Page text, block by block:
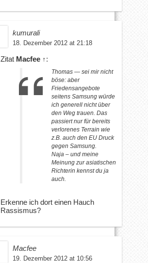
kumurali
18. Dezember 2012 at 21:18
Zitat Macfee ↑:
Thomas — sei mir nicht
böse: aber
Friedensangebote
seitens Samsung würde
ich generell nicht über
den Weg trauen. Das
passiert nur für bereits
verlorenes Terrain wie
z.B. auch den EU Druck
gegen Samsung.
Naja – und meine
Meinung zur asiatischen
Richterin kennst du ja
auch.
Erkenne ich dort einen Hauch
Rassismus?
Macfee
19. Dezember 2012 at 10:56